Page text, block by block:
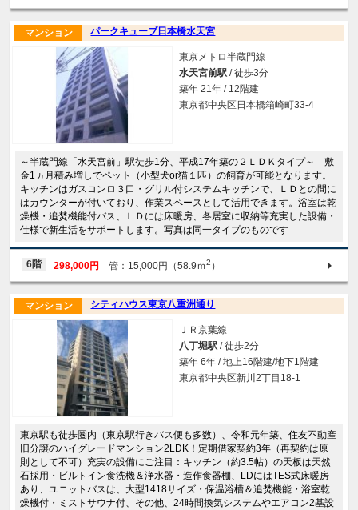
パークキューブ日本橋水天宮
マンション
東京メトロ半蔵門線
水天宮前駅 / 徒歩3分
築年 21年 / 12階建
東京都中央区日本橋箱崎町33-4
～半蔵門線「水天宮前」駅徒歩1分、平成17年築の２ＬＤＫタイプ～ 敷
金1ヵ月積み増しでペット（小型犬or猫１匹）の飼育が可能となります。
キッチンはガスコンロ３口・グリル付システムキッチンで、ＬＤとの間に
はカウンターが付いており、作業スペースとして活用できます。浴室は乾
燥機・追焚機能付バス、ＬＤには床暖房、各居室に収納等充実した設備・
仕様で新生活をサポートします。写真は同一タイプのものです
6階 298,000円 管：15,000円（58.9ｍ2 ）
シティハウス東京八重洲通り
マンション
ＪＲ京葉線
八丁堀駅 / 徒歩2分
築年 6年 / 地上16階建/地下1階建
東京都中央区新川2丁目18-1
東京駅も徒歩圏内（東京駅行きバス便も多数）、令和元年築、住友不動産
旧分譲のハイグレードマンション2LDK！定期借家契約3年（再契約は原
則として不可）充実の設備にご注目：キッチン（約3.5帖）の天板は天然
石採用・ビルトイン食洗機＆浄水器・造作食器棚、LDにはTES式床暖房
あり、ユニットバスは、大型1418サイズ・保温浴槽＆追焚機能・浴室乾
燥機付・ミストサウナ付、その他、24時間換気システムやエアコン2基設